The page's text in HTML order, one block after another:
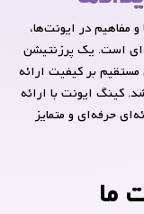
مفاهیم در ایونت‌ها،
است. یک پرزنتیشن
بر کیفیت ارائه
کینگ ایونت با ارائه
حرفه‌ای و متمایز
ما